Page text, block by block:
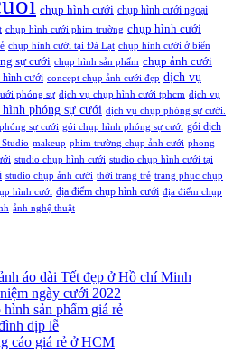
chụp hình cưới chụp hình cưới ngoại
chụp hình cưới phim trường chụp hình cưới
chụp hình cưới tại Đà Lạt chụp hình cưới ở biển
sự cưới chụp hình sản phẩm chụp ảnh cưới
hình cưới concept chụp ảnh cưới đẹp dịch vụ
phóng sự dịch vụ chụp hình cưới tphcm dịch vụ
phóng sự cưới dịch vụ chụp phóng sự cưới.
sự cưới gói chụp hình phóng sự cưới gói dịch
makeup phim trường chụp ảnh cưới phong
studio chụp hình cưới studio chụp hình cưới tại
studio chụp ảnh cưới thời trang trẻ trang phục chụp
hình cưới địa điểm chụp hình cưới địa điểm chụp
ảnh nghệ thuật
áo dài Tết đẹp ở Hồ chí Minh
ngày cưới 2022
sản phẩm giá rẻ
dịp lễ
cáo giá rẻ ở HCM